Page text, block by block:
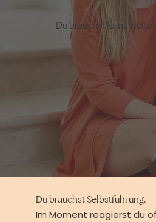
Du brauchst keine
Du brauchst Selbstführung.
Im Moment reagierst du